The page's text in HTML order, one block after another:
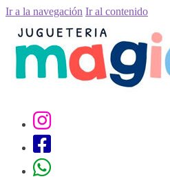
Ir a la navegación Ir al contenido